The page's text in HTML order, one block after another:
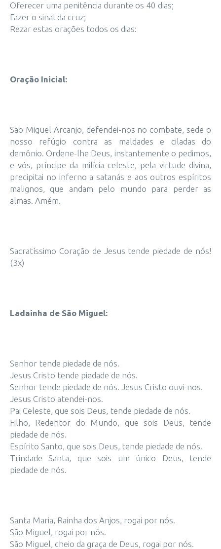
Oferecer uma penitência durante os 40 dias;
Fazer o sinal da cruz;
Rezar estas orações todos os dias:
Oração Inicial:
São Miguel Arcanjo, defendei-nos no combate, sede o
nosso refúgio contra as maldades e ciladas do
demônio. Ordene-lhe Deus, instantemente o pedimos,
e vós, príncipe da milícia celeste, pela virtude divina,
precipitai no inferno a satanás e aos outros espíritos
malignos, que andam pelo mundo para perder as
almas. Amém.
Sacratíssimo Coração de Jesus tende piedade de nós!
(3x)
Ladainha de São Miguel:
Senhor tende piedade de nós.
Jesus Cristo tende piedade de nós.
Senhor tende piedade de nós. Jesus Cristo ouvi-nos.
Jesus Cristo atendei-nos.
Pai Celeste, que sois Deus, tende piedade de nós.
Filho, Redentor do Mundo, que sois Deus, tende
piedade de nós.
Espírito Santo, que sois Deus, tende piedade de nós.
Trindade Santa, que sois um único Deus, tende
piedade de nós.
Santa Maria, Rainha dos Anjos, rogai por nós.
São Miguel, rogai por nós.
São Miguel, cheio da graça de Deus, rogai por nós.